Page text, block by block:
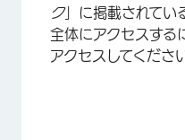
ク」に掲載されてい
全体にアクセスする
アクセスしてくださ